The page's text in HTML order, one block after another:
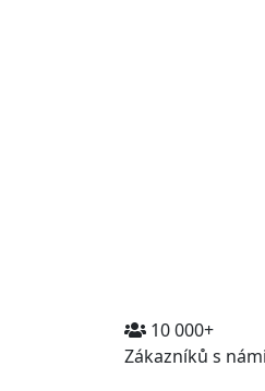
10 000+
Zákazníků s